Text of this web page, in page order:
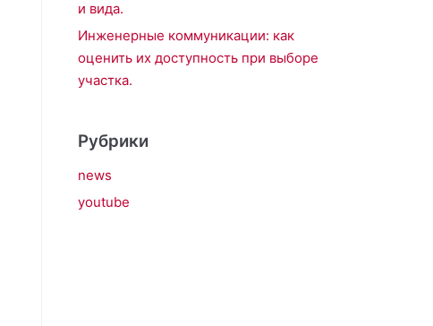
и вида.
Инженерные коммуникации: как
оценить их доступность при выборе
участка.
Рубрики
news
youtube